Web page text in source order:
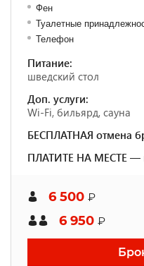
Фен
Туалетные
Телефон
Питание:
шведский стол
Доп. услуги:
Wi-Fi, бильярд, сауна
БЕСПЛАТНАЯ отмена
ПЛАТИТЕ НА МЕСТЕ —
6 500 ₽
6 950 ₽